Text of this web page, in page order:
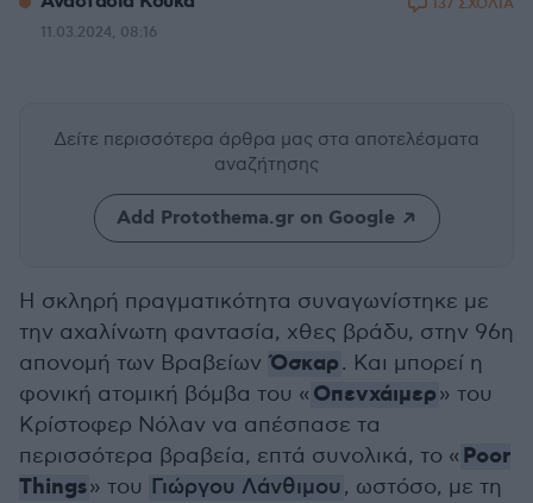
11.03.2024, 08:16
137 ΣΧΟΛΙΑ
Δείτε περισσότερα άρθρα μας στα αποτελέσματα
αναζήτησης
Add Protothema.gr on Google
H σκληρή πραγματικότητα συναγωνίστηκε με
την αχαλίνωτη φαντασία, χθες βράδυ, στην 96η
απονομή των Βραβείων Όσκαρ. Και μπορεί η
φονική ατομική βόμβα του « Οπενχάιμερ» του
Κρίστοφερ Νόλαν να απέσπασε τα
περισσότερα βραβεία, επτά συνολικά, το « Poor
Things» του Γιώργου Λάνθιμου , ωστόσο, με τη